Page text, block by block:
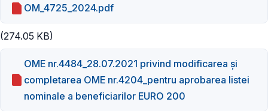
OM_4725_2024.pdf
(274.05 KB)
OME nr.4484_28.07.2021 privind modificarea și
completarea OME nr.4204_pentru aprobarea listei
nominale a beneficiarilor EURO 200